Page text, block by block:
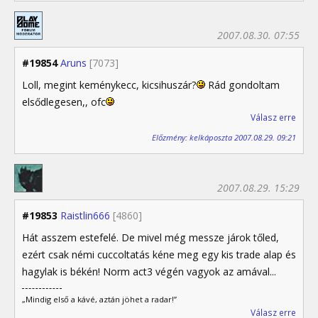
#19854 Aruns [7073]
2007.08.30. 07:55
Loll, megint keménykecc, kicsihuszár?
Rád gondoltam
elsődlegesen,, ofc
Válasz erre
Előzmény: kelkáposzta 2007.08.29. 09:21
#19853 Raistlin666 [4860]
2007.08.29. 15:29
Hát asszem estefelé. De mivel még messze járok tőled,
ezért csak némi cuccoltatás kéne meg egy kis trade alap és
hagylak is békén! Norm act3 végén vagyok az amával...
„Mindig első a kávé, aztán jöhet a radar!”
Válasz erre